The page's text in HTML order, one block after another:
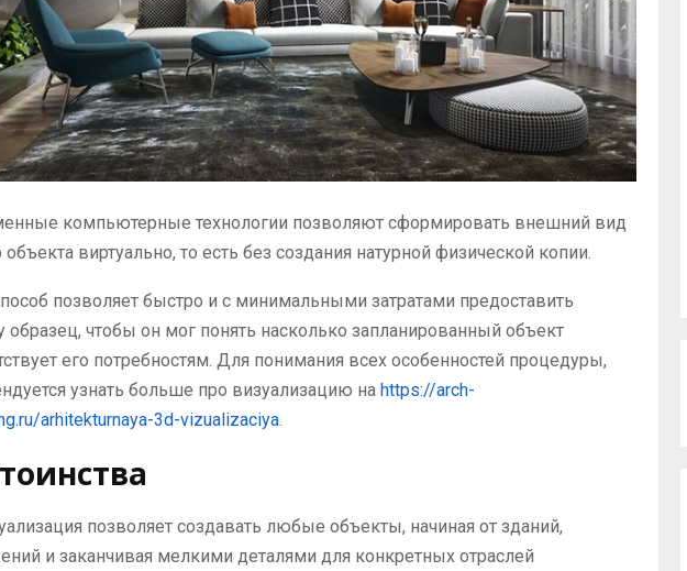
компьютерные технологии позволяют сформировать внешний вид
виртуально, то есть без создания натурной физической копии.
позволяет быстро и с минимальными затратами предоставить
образец, чтобы он мог понять насколько запланированный объект
его потребностям. Для понимания всех особенностей процедуры,
узнать больше про визуализацию на https://arch-
arhitekturnaya-3d-vizualizaciya.
позволяет создавать любые объекты, начиная от зданий,
и заканчивая мелкими деталями для конкретных отраслей